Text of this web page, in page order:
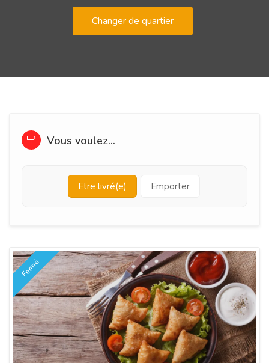
Changer de quartier
Vous voulez...
Etre livré(e) Emporter
Fermé